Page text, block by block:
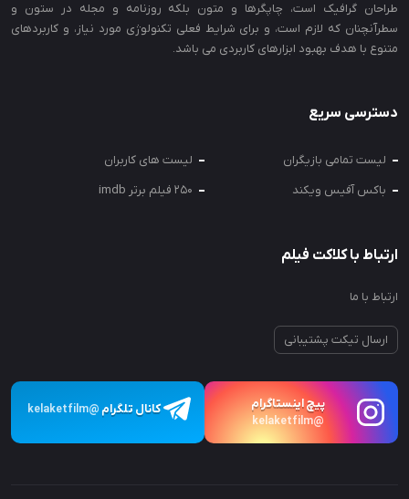
طراحان گرافیک است، چاپگرها و متون بلکه روزنامه و مجله در ستون و
سطرآنچنان که لازم است، و برای شرایط فعلی تکنولوژی مورد نیاز، و کاربردهای
متنوع با هدف بهبود ابزارهای کاربردی می باشد.
دسترسی سریع
لیست تمامی بازیگران
لیست های کاربران
باکس آفیس ویکند
250 فیلم برتر imdb
ارتباط با کلاکت فیلم
ارتباط با ما
ارسال تیکت پشتیبانی
پیچ اینستاگرام
@kelaketfilm
کانال تلگرام @kelaketfilm